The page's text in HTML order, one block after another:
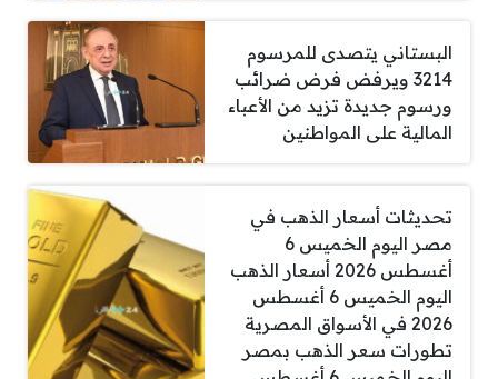
البستاني يتصدى للمرسوم
3214 ويرفض فرض ضرائب
ورسوم جديدة تزيد من الأعباء
المالية على المواطنين
تحديثات أسعار الذهب في
مصر اليوم الخميس 6
أغسطس 2026 أسعار الذهب
اليوم الخميس 6 أغسطس
2026 في الأسواق المصرية
تطورات سعر الذهب بمصر